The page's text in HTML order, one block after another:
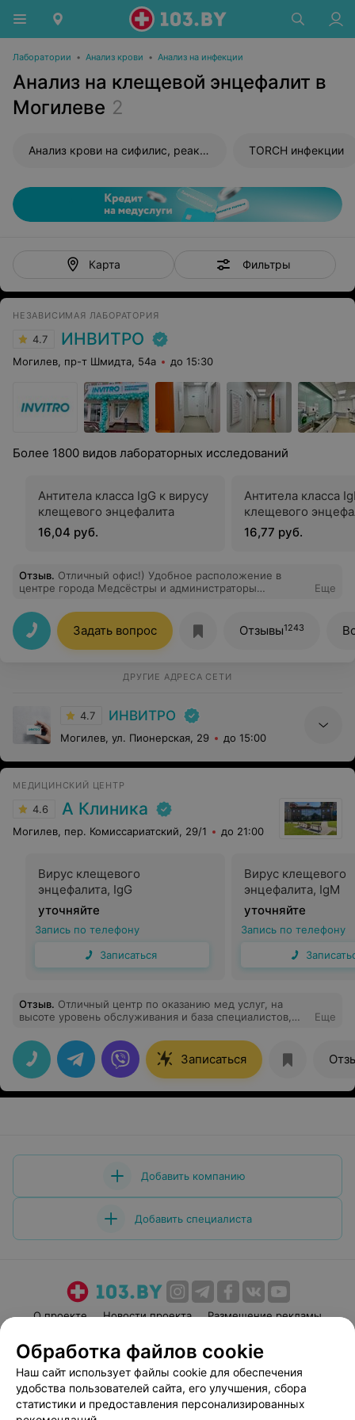
Лаборатории • Анализ крови • Анализ на инфекции
Анализ на клещевой энцефалит в
Могилеве 2
Анализ крови на сифилис, реакция Вассермана (RW) TORCH инфекции
Карта Фильтры
НЕЗАВИСИМАЯ ЛАБОРАТОРИЯ
4.7 ИНВИТРО
Могилев, пр-т Шмидта, 54а до 15:30
Более 1800 видов лабораторных исследований
Антитела класса IgG к вирусу
клещевого энцефалита
16,04 руб.
Антитела класса
клещевого
16,77 руб.
Отзыв. Отличный офис!) Удобное расположение в
центре города Медсёстры и администраторы
пребыванию и сдаче анализов. Замечательные
девочки! Результатов ждать совсем недолго и удобная
рассылка на эл.почту и телефон. Обязательно
рекомендую!
Еще
Задать вопрос Отзывы1243
ДРУГИЕ АДРЕСА СЕТИ
4.7 ИНВИТРО
Могилев, ул. Пионерская, 29 до 15:00
МЕДИЦИНСКИЙ ЦЕНТР
4.6 А Клиника
Могилев, пер. Комиссариатский, 29/1 до 21:00
Вирус клещевого
энцефалита, IgG
уточняйте
Запись по телефону
Записаться
Вирус клещевого
энцефалита, IgМ
уточняйте
Запись по телефону
Отзыв. Отличный центр по оказанию мед услуг, на
высоте уровень обслуживания и база специалистов,
Еще
Записаться
Добавить компанию
Добавить специалиста
О проекте Новости проекта
Размещение рекламы
Пользовательское соглашение
Способы оплаты
Вакансии
Партнеры
Написать руководителю 103.by
Обработка файлов cookie
Наш сайт использует файлы cookie для обеспечения
удобства пользователей сайта, его улучшения, сбора
статистики и предоставления персонализированных